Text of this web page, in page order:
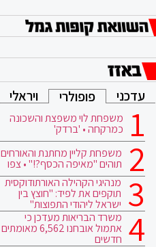
עדכני פופולרי ויראלי
משפחת לוי משפצת והשכונה
כמרקחה • 'ברדק'
משפחת קליין מחתנת והאורחים
תוהים "מאיפה הכסף?!" • צפו
מנהיגי הקהילה האורתודוקסית
תוקפים את לפיד: "חוצץ בין
ישראל ליהודי התפוצות"
משרד הבריאות מעדכן כי
אתמול אובחנו 6,562 מאומתים
חדשים